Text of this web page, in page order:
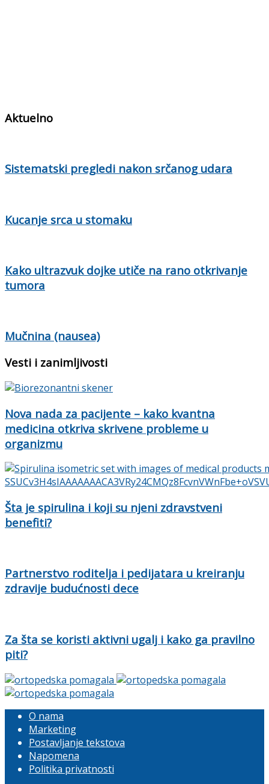
Aktuelno
Sistematski pregledi nakon srčanog udara
Kucanje srca u stomaku
Kako ultrazvuk dojke utiče na rano otkrivanje
tumora
Mučnina (nausea)
Vesti i zanimljivosti
Nova nada za pacijente – kako kvantna
medicina otkriva skrivene probleme u
organizmu
Šta je spirulina i koji su njeni zdravstveni
benefiti?
Partnerstvo roditelja i pedijatara u kreiranju
zdravije budućnosti dece
Za šta se koristi aktivni ugalj i kako ga pravilno
piti?
O nama
Marketing
Postavljanje tekstova
Napomena
Politika privatnosti